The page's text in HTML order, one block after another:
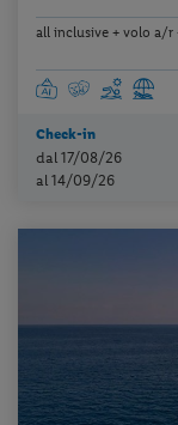
all inclusive + volo a/r
Check-in
dal 17/08/26
al 14/09/26